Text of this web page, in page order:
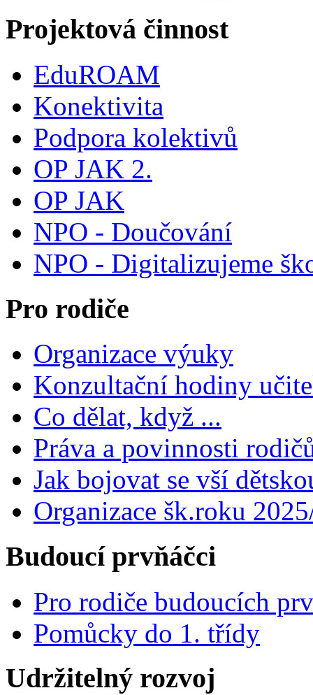
Projektová činnost
EduROAM
Konektivita
Podpora kolektivů
OP JAK 2.
OP JAK
NPO - Doučování
NPO - Digitalizujeme
Pro rodiče
Organizace výuky
Konzultační hodiny
Co dělat, když ...
Práva a povinnosti
Jak bojovat se vší
Organizace šk.roku
Budoucí prvňáčci
Pro rodiče budoucích
Pomůcky do 1. třídy
Udržitelný rozvoj